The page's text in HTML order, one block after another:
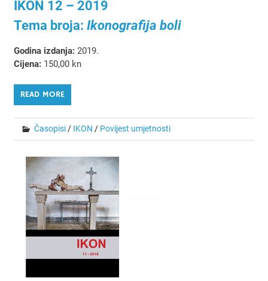
IKON 12 – 2019
Tema broja: Ikonografija boli
Godina izdanja:2019.
Cijena:150,00 kn
READ MORE
Časopisi/ IKON / Povijest umjetnosti